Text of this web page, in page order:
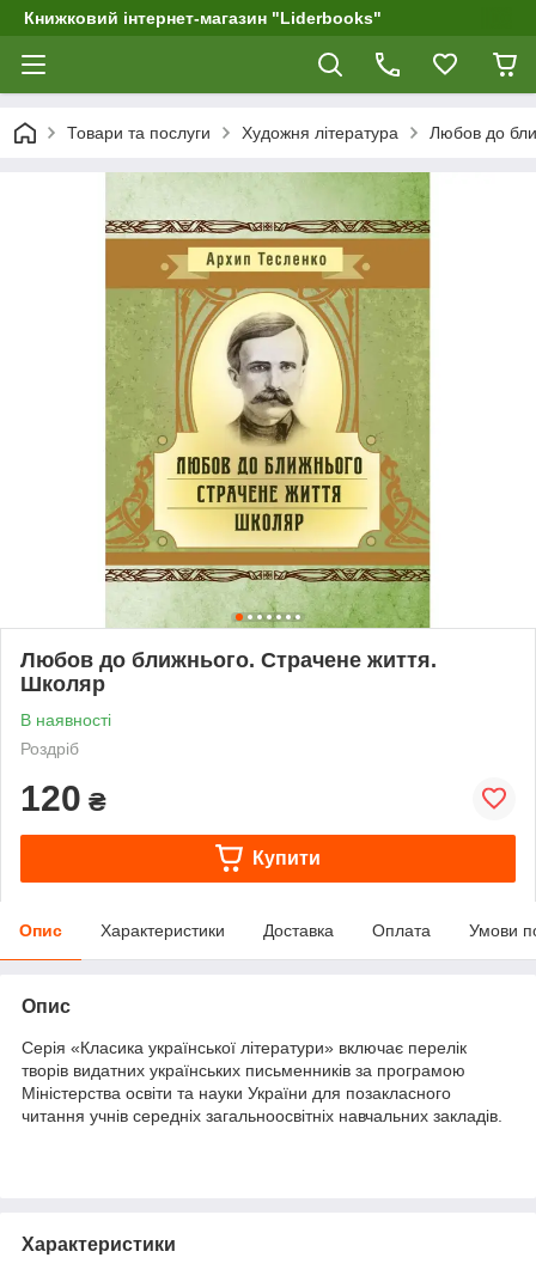
Книжковий інтернет-магазин "Liderbooks"
Товари та послуги Художня література Любов до
Любов до ближнього. Страчене життя.
Школяр
В наявності
Роздріб
120 ₴
Купити
Опис Характеристики Доставка Оплата Умови
Опис
Серія «Класика української літератури» включає перелік
творів видатних українських письменників за програмою
Міністерства освіти та науки України для позакласного
читання учнів середніх загальноосвітніх навчальних закладів.
Характеристики